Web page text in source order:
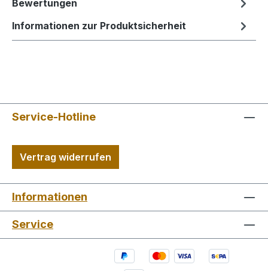
Bewertungen
Informationen zur Produktsicherheit
Service-Hotline
Vertrag widerrufen
Informationen
Service